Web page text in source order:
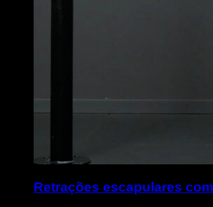
Retrações escapulares